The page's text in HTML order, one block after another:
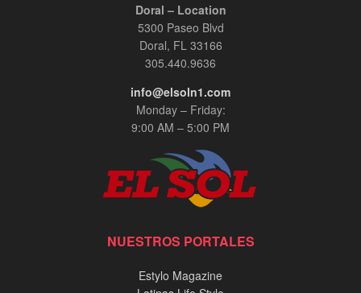
Doral – Location
5300 Paseo Blvd
Doral, FL 33166
305.440.9636
info@elsoln1.com
Monday – Friday:
9:00 AM – 5:00 PM
NUESTROS PORTALES
Estylo Magazine